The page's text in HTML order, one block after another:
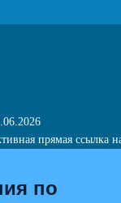
прямая ссылка
по